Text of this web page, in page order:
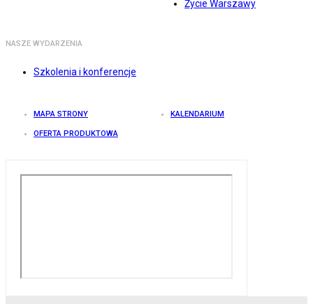
Życie Warszawy
NASZE WYDARZENIA
Szkolenia i konferencje
MAPA STRONY KALENDARIUM
OFERTA PRODUKTOWA